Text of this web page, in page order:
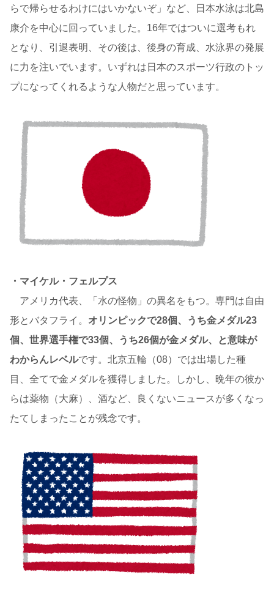
らで帰らせるわけにはいかないぞ」など、日本水泳は北島
康介を中心に回っていました。16年ではついに選考もれ
となり、引退表明、その後は、後身の育成、水泳界の発展
に力を注いでいます。いずれは日本のスポーツ行政のトッ
プになってくれるような人物だと思っています。
・マイケル・フェルプス
アメリカ代表、「水の怪物」の異名をもつ。専門は自由
形とバタフライ。 オリンピックで28個、うち金メダル23
個、世界選手権で33個、うち26個が金メダル、と意味が
わからんレベルです。北京五輪（08）では出場した種
目、全てで金メダルを獲得しました。しかし、晩年の彼か
らは薬物（大麻）、酒など、良くないニュースが多くなっ
たてしまったことが残念です。